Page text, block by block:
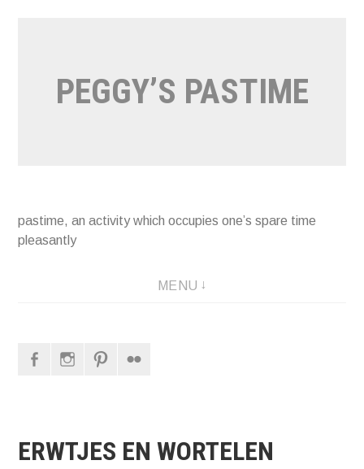
springenPEGGY’S PASTIME
pastime, an activity which occupies one’s spare time
pleasantly
MENU
FacebookInstagram
ERWTJES EN WORTELEN